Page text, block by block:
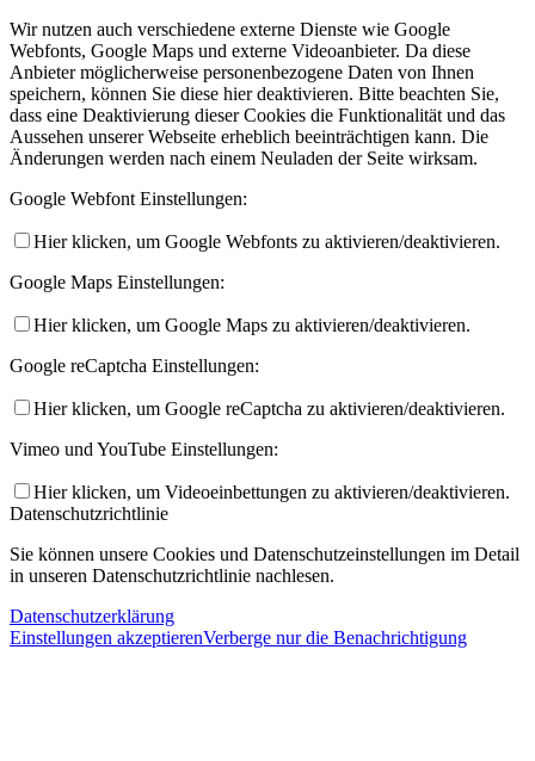
Wir nutzen auch verschiedene externe Dienste wie Google
Webfonts, Google Maps und externe Videoanbieter. Da diese
Anbieter möglicherweise personenbezogene Daten von Ihnen
speichern, können Sie diese hier deaktivieren. Bitte beachten Sie,
dass eine Deaktivierung dieser Cookies die Funktionalität und das
Aussehen unserer Webseite erheblich beeinträchtigen kann. Die
Änderungen werden nach einem Neuladen der Seite wirksam.
Google Webfont Einstellungen:
Hier klicken, um Google Webfonts zu aktivieren/deaktivieren.
Google Maps Einstellungen:
Hier klicken, um Google Maps zu aktivieren/deaktivieren.
Google reCaptcha Einstellungen:
Hier klicken, um Google reCaptcha zu aktivieren/deaktivieren.
Vimeo und YouTube Einstellungen:
Hier klicken, um Videoeinbettungen zu aktivieren/deaktivieren.
Datenschutzrichtlinie
Sie können unsere Cookies und Datenschutzeinstellungen im Detail
in unseren Datenschutzrichtlinie nachlesen.
Datenschutzerklärung
Einstellungen akzeptierenVerberge nur die Benachrichtigung